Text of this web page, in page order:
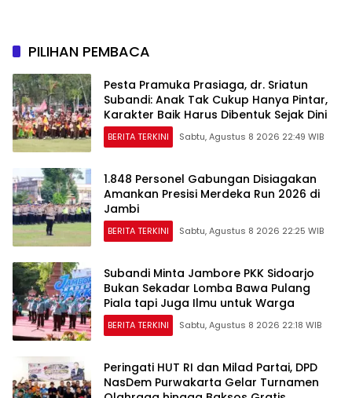
PILIHAN PEMBACA
Pesta Pramuka Prasiaga, dr. Sriatun
Subandi: Anak Tak Cukup Hanya Pintar,
Karakter Baik Harus Dibentuk Sejak Dini
BERITA TERKINI Sabtu, Agustus 8 2026 22:49 WIB
1.848 Personel Gabungan Disiagakan
Amankan Presisi Merdeka Run 2026 di
Jambi
BERITA TERKINI Sabtu, Agustus 8 2026 22:25 WIB
Subandi Minta Jambore PKK Sidoarjo
Bukan Sekadar Lomba Bawa Pulang
Piala tapi Juga Ilmu untuk Warga
BERITA TERKINI Sabtu, Agustus 8 2026 22:18 WIB
Peringati HUT RI dan Milad Partai, DPD
NasDem Purwakarta Gelar Turnamen